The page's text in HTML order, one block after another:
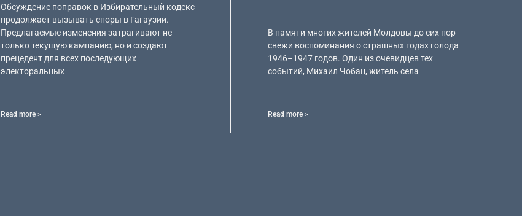
Обсуждение поправок в Избирательный кодекс
продолжает вызывать споры в Гагаузии.
Предлагаемые изменения затрагивают не
только текущую кампанию, но и создают
прецедент для всех последующих
электоральных
Read more >
В памяти многих жителей Молдовы до сих пор
свежи воспоминания о страшных годах голода
1946–1947 годов. Один из очевидцев тех
событий, Михаил Чобан, житель села
Read more >